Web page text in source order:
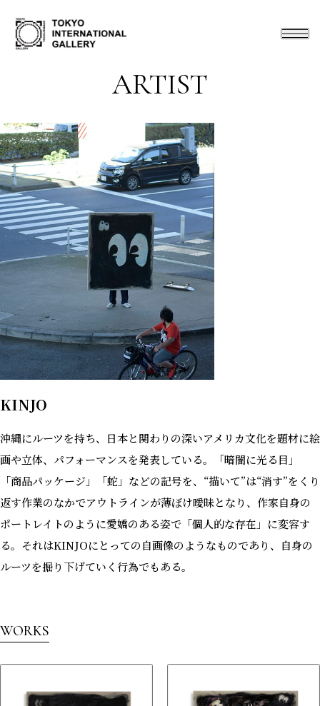
ARTIST
KINJO
沖縄にルーツを持ち、日本と関わりの深いアメリカ文化を題材に絵
画や立体、パフォーマンスを発表している。「暗闇に光る目」
「商品パッケージ」「蛇」などの記号を、“描いて”は“消す”をくり
返す作業のなかでアウトラインが薄ぼけ曖昧となり、作家自身の
ポートレイトのように愛嬌のある姿で「個人的な存在」に変容す
る。それはKINJOにとっての自画像のようなものであり、自身の
ルーツを掘り下げていく行為でもある。
WORKS